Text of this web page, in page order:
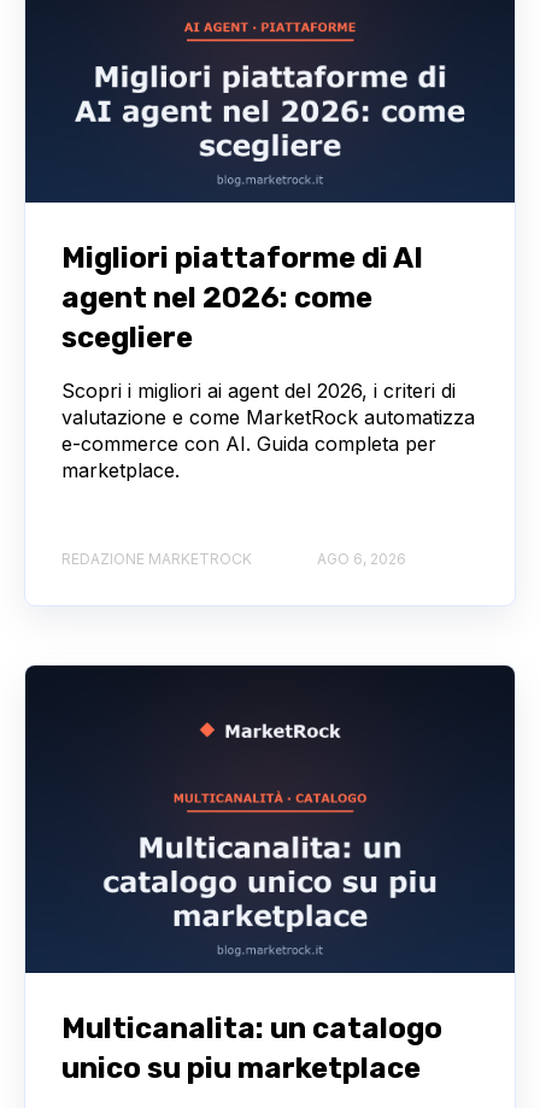
Migliori piattaforme di AI
agent nel 2026: come
scegliere
Scopri i migliori ai agent del 2026, i criteri di
valutazione e come MarketRock automatizza
e-commerce con AI. Guida completa per
marketplace.
REDAZIONE MARKETROCK AGO 6, 2026
Multicanalita: un catalogo
unico su piu marketplace